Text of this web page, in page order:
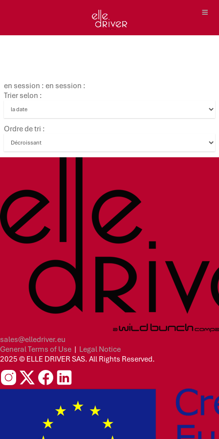
en session : en session :
Trier selon :
Ordre de tri :
sales@elledriver.eu
General Terms of Use | Legal Notice
2025 © ELLE DRIVER SAS. All Rights Reserved.